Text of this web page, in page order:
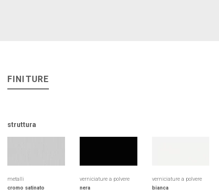
FINITURE
struttura
metalli
cromo satinato
verniciature a polvere
nera
verniciature a polvere
bianca